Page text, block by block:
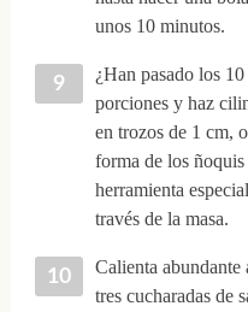
unos 10 minutos.
¿Han pasado los
porciones y haz
en trozos de 1 cm,
forma de los
herramienta
través de la masa.
Calienta abundante
tres cucharadas de